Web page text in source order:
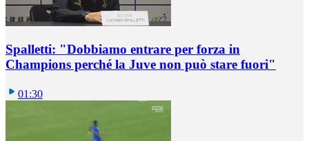
Spalletti: "Dobbiamo entrare per forza in
Champions perché la Juve non può stare fuori"
01:30